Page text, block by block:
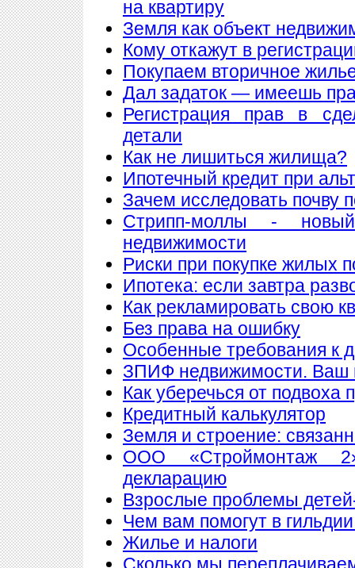
на квартиру
Земля как объект
Кому откажут в
Покупаем вторичное
Дал задаток — имеешь
Регистрация прав в
детали
Как не лишиться жилища?
Ипотечный кредит при
Зачем исследовать почву
Стрипп-моллы -
недвижимости
Риски при покупке жилых
Ипотека: если завтра
Как рекламировать свою
Без права на ошибку
Особенные требования к
ЗПИФ недвижимости. Ваш
Как уберечься от подвоха
Кредитный калькулятор
Земля и строение:
ООО «Строймонтаж
декларацию
Взрослые проблемы
Чем вам помогут в
Жилье и налоги
Сколько мы